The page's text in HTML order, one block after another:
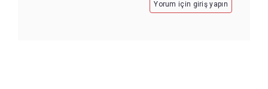
Yorum için giriş yapın